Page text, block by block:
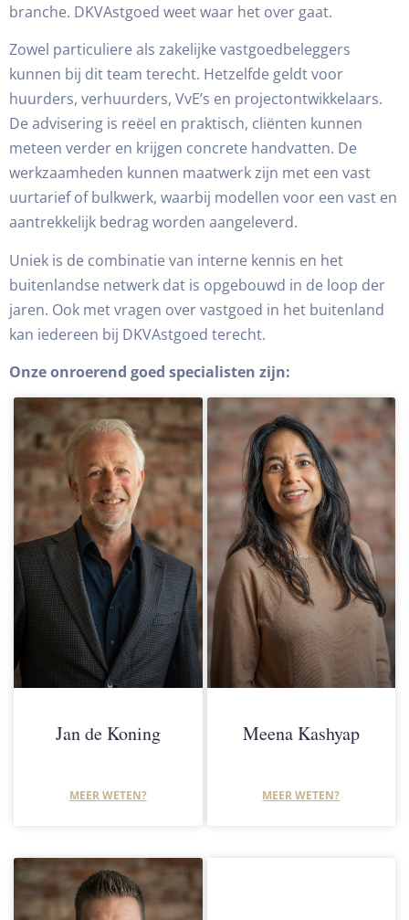
branche. DKVAstgoed weet waar het over gaat.
Zowel particuliere als zakelijke vastgoedbeleggers
kunnen bij dit team terecht. Hetzelfde geldt voor
huurders, verhuurders, VvE’s en projectontwikkelaars.
De advisering is reëel en praktisch, cliënten kunnen
meteen verder en krijgen concrete handvatten. De
werkzaamheden kunnen maatwerk zijn met een vast
uurtarief of bulkwerk, waarbij modellen voor een vast en
aantrekkelijk bedrag worden aangeleverd.
Uniek is de combinatie van interne kennis en het
buitenlandse netwerk dat is opgebouwd in de loop der
jaren. Ook met vragen over vastgoed in het buitenland
kan iedereen bij DKVAstgoed terecht.
Onze onroerend goed specialisten zijn:
Jan de Koning
MEER WETEN?
Meena Kashyap
MEER WETEN?